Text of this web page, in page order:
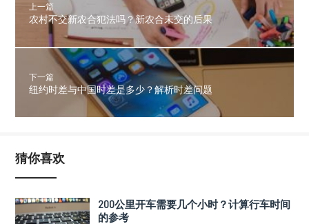
上一篇
农村不交新农合犯法吗？新农合未交的后果
下一篇
纽约时差与中国时差是多少？解析时差问题
猜你喜欢
200公里开车需要几个小时？计算行车时间
的参考